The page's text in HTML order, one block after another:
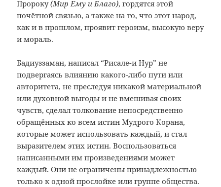
Пророку(Мир Ему и Благо), гордятся этой
почётной связью, а также на то, что этот народ,
как и в прошлом, проявит героизм, высокую веру
и мораль.
Бадиуззаман, написал “Рисале-и Нур” не
подвергаясь влиянию какого-либо пути или
авторитета, не преследуя никакой материальной
или духовной выгоды и не вмешивая своих
чувств, сделал толкование непосредственно
обращённых ко всем истин Мудрого Корана,
которые может использовать каждый, и стал
выразителем этих истин. Воспользоваться
написанными им произведениями может
каждый. Они не ограничены принадлежностью
только к одной прослойке или группе общества.